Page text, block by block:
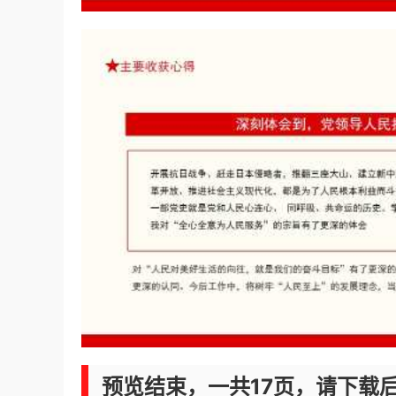
预览结束，一共17页，请下载